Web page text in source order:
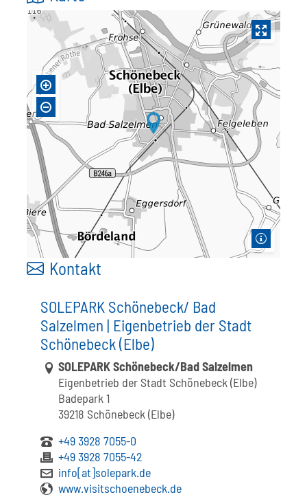
Kontakt
SOLEPARK Schönebeck/ Bad
Salzelmen | Eigenbetrieb der Stadt
Schönebeck (Elbe)
Link zur Google-Maps Navigation
SOLEPARK Schönebeck/Bad Salzelmen
Eigenbetrieb der Stadt Schönebeck (Elbe)
Badepark 1
39218 Schönebeck (Elbe)
+49 3928 7055-0
+49 3928 7055-42
info[at]solepark.de
www.visitschoenebeck.de